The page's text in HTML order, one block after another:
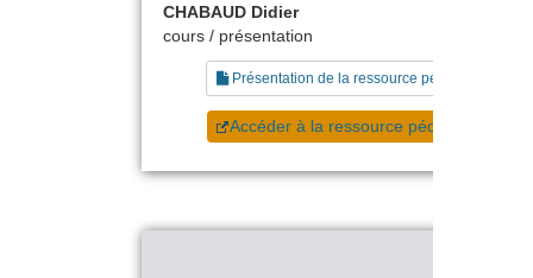
CHABAUD Didier
cours / présentation
Présentation de la ressource pédagogique
Accéder à la ressource pédagogique